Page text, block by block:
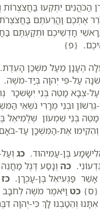
הַכֹּהֲנִים יִתְקְעוּ
אֶתְכֶם וַהֲרֵעֹתֶם בַּחֲצֹצְרֹת
חָדְשֵׁיכֶם וּתְקַעְתֶּם
{פ}
הֶעָנָן מֵעַל מִשְׁכַּן הָעֵדֻת.
עַל-פִּי יְהוָה בְּיַד-מֹשֶׁה.
צְבָא מַטֵּה בְּנֵי יִשָּׂשכָר
וּבְנֵי מְרָרִי נֹשְׂאֵי
בְּנֵי שִׁמְעוֹן שְׁלֻמִיאֵל
אֶת-הַמִּשְׁכָּן עַד-
בֶּן-עַמִּיהוּד. כג
כה וְנָסַע דֶּגֶל
פַּגְעִיאֵל בֶּן-עָכְרָן. כז
{ס} כט וַיֹּאמֶר מֹשֶׁה לְחֹבָב
וְהֵטַבְנוּ לָךְ כִּי-יְהוָה